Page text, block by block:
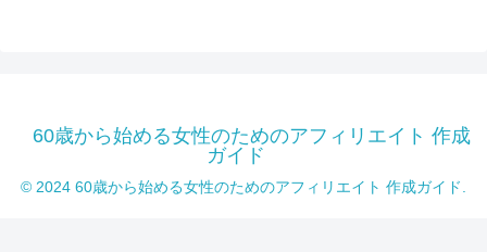
60歳から始める女性のためのアフィリエイト 作成
ガイド
© 2024 60歳から始める女性のためのアフィリエイト 作成ガイド.